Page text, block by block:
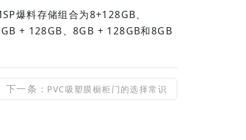
爆料存储组合为8+128GB、
+ 128GB、8GB + 128GB和8GB
下一条 : PVC吸塑膜橱柜门的选择常识